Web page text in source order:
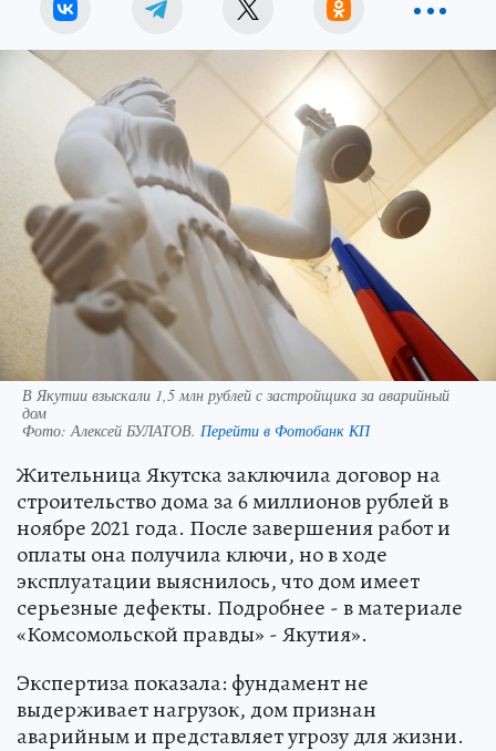
В Якутии взыскали 1,5 млн рублей с застройщика за аварийный
дом
Фото:Алексей БУЛАТОВ. Перейти в Фотобанк КП
Жительница Якутска заключила договор на
строительство дома за 6 миллионов рублей в
ноябре 2021 года. После завершения работ и
оплаты она получила ключи, но в ходе
эксплуатации выяснилось, что дом имеет
серьезные дефекты. Подробнее - в материале
«Комсомольской правды» - Якутия».
Экспертиза показала: фундамент не
выдерживает нагрузок, дом признан
аварийным и представляет угрозу для жизни.